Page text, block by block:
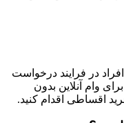
در فرایند درخواست
وام آنلاین بدون
اقساطی اقدام کنید.